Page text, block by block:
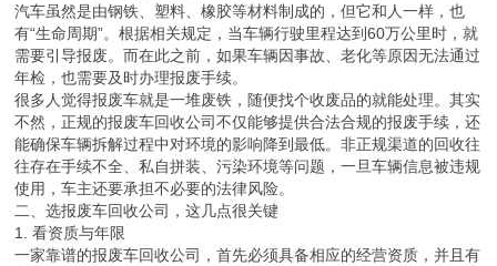
汽车虽然是由钢铁、塑料、橡胶等材料制成的，但它和人一样，也
有“生命周期”。根据相关规定，当车辆行驶里程达到60万公里时，就
需要引导报废。而在此之前，如果车辆因事故、老化等原因无法通过
年检，也需要及时办理报废手续。
很多人觉得报废车就是一堆废铁，随便找个收废品的就能处理。其实
不然，正规的报废车回收公司不仅能够提供合法合规的报废手续，还
能确保车辆拆解过程中对环境的影响降到最低。非正规渠道的回收往
往存在手续不全、私自拼装、污染环境等问题，一旦车辆信息被违规
使用，车主还要承担不必要的法律风险。
二、选报废车回收公司，这几点很关键
1. 看资质与年限
一家靠谱的报废车回收公司，首先必须具备相应的经营资质，并且有